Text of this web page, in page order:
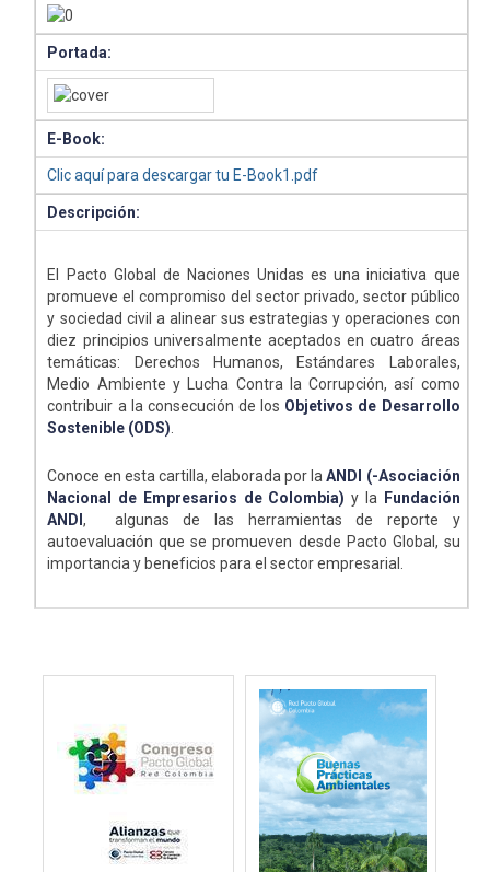
Portada:
E-Book:
Clic aquí para descargar tu E-Book1.pdf
Descripción:
El Pacto Global de Naciones Unidas es una iniciativa que
promueve el compromiso del sector privado, sector público
y sociedad civil a alinear sus estrategias y operaciones con
diez principios universalmente aceptados en cuatro áreas
temáticas: Derechos Humanos, Estándares Laborales,
Medio Ambiente y Lucha Contra la Corrupción, así como
contribuir a la consecución de los Objetivos de Desarrollo
Sostenible (ODS).
Conoce en esta cartilla, elaborada por laANDI (-Asociación
Nacional de Empresarios de Colombia) y la Fundación
ANDI, algunas de las herramientas de reporte y
autoevaluación que se promueven desde Pacto Global, su
importancia y beneficios para el sector empresarial.